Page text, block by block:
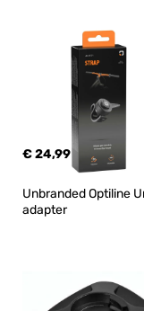
€ 24,99
Unbranded Optiline
adapter